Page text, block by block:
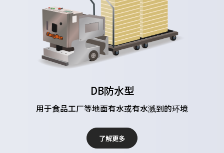
DB防水型
用于食品工厂等地面有水或有水溅到的环境
了解更多